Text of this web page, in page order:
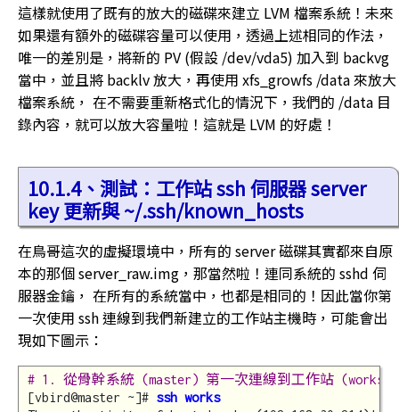
這樣就使用了既有的放大的磁碟來建立 LVM 檔案系統！未來
如果還有額外的磁碟容量可以使用，透過上述相同的作法，
唯一的差別是，將新的 PV (假設 /dev/vda5) 加入到 backvg
當中，並且將 backlv 放大，再使用 xfs_growfs /data 來放大
檔案系統， 在不需要重新格式化的情況下，我們的 /data 目
錄內容，就可以放大容量啦！這就是 LVM 的好處！
10.1.4、測試：工作站 ssh 伺服器 server
key 更新與 ~/.ssh/known_hosts
在鳥哥這次的虛擬環境中，所有的 server 磁碟其實都來自原
本的那個 server_raw.img，那當然啦！連同系統的 sshd 伺
服器金鑰， 在所有的系統當中，也都是相同的！因此當你第
一次使用 ssh 連線到我們新建立的工作站主機時，可能會出
現如下圖示：
# 1. 從骨幹系統 (master) 第一次連線到工作站 (works)
[vbird@master ~]# ssh works